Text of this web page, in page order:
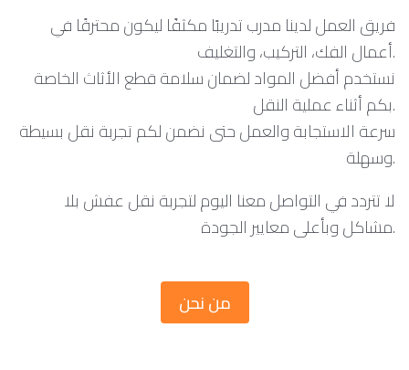
أعمال الفك، التركيب، والتغليف.
نستخدم أفضل المواد لضمان سلامة قطع الأثاث الخاصة
بكم أثناء عملية النقل.
سرعة الاستجابة والعمل حتى نضمن لكم تجربة نقل بسيطة
وسهلة.
لا تتردد في التواصل معنا اليوم لتجربة نقل عفش بلا
مشاكل وبأعلى معايير الجودة.
من نحن